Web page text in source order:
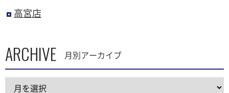
高宮店
ARCHIVE 月別アーカイブ